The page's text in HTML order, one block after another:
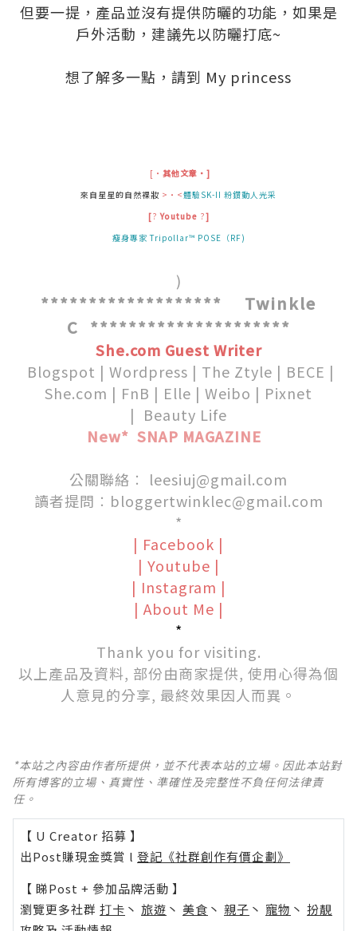
但要一提，產品並沒有提供防曬的功能，如果是
戶外活動，建議先以防曬打底~
想了解多一點，請到 My princess
[‧ 其他文章‧]
來自星星的自然裸妝 >‧<體驗SK-II 粉鑽動人光采
[? Youtube ?]
瘦身專家 Tripollar™ POSE（RF)
)
******************* Twinkle
C *********************
She.com Guest Writer
Blogspot | Wordpress | The Ztyle | BECE |
She.com | FnB | Elle | Weibo | Pixnet
| Beauty Life
New* SNAP MAGAZINE
公關聯絡︰
leesiuj@gmail.com
讀者提問︰ bloggertwinklec@gmail.com
*
| Facebook |
| Youtube |
| Instagram |
| About Me |
*
Thank you for visiting.
以上產品及資料, 部份由商家提供, 使用心得為個
人意見的分享, 最終效果因人而異。
*本站之內容由作者所提供，並不代表本站的立場。因此本站對
所有博客的立場、真實性、準確性及完整性不負任何法律責
任。
【 U Creator 招募 】
出Post賺現金獎賞 l 登記《社群創作有價企劃》
【 睇Post + 參加品牌活動 】
瀏覽更多社群 打卡 丶 旅遊 丶 美食 丶 親子 丶 寵物 丶 扮靚